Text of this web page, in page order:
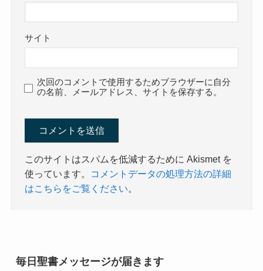
サイト
次回のコメントで使用するためブラウザーに自分
の名前、メールアドレス、サイトを保存する。
このサイトはスパムを低減するために Akismet を
使っています。
コメントデータの処理方法の詳細
はこちらをご覧ください。
毎日聖書メッセージが届きます